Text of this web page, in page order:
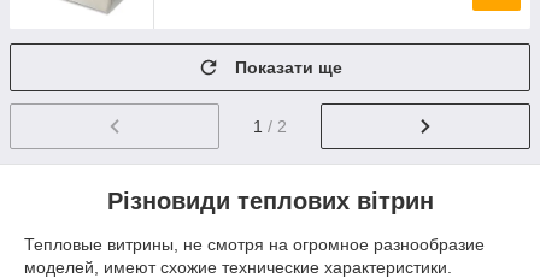
Показати ще
1 / 2
Різновиди теплових вітрин
Тепловые витрины, не смотря на огромное разнообразие
моделей, имеют схожие технические характеристики.